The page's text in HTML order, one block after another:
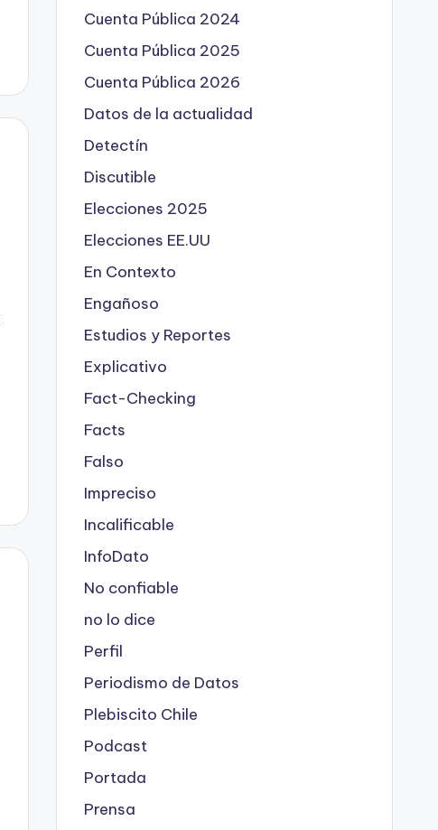
Cuenta Pública 2024
Cuenta Pública 2025
Cuenta Pública 2026
Datos de la actualidad
Detectín
Discutible
Elecciones 2025
Elecciones EE.UU
En Contexto
Engañoso
Estudios y Reportes
Explicativo
Fact-Checking
Facts
Falso
Impreciso
Incalificable
InfoDato
No confiable
no lo dice
Perfil
Periodismo de Datos
Plebiscito Chile
Podcast
Portada
Prensa